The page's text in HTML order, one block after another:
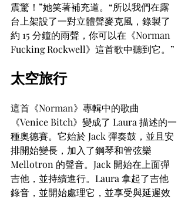
震驚！”她笑著補充道。“所以我們在露
台上架設了一對立體聲麥克風，錄製了
約 15 分鐘的雨聲，你可以在《Norman
Fucking Rockwell》這首歌中聽到它。”
太空旅行
這首《Norman》專輯中的歌曲
《Venice Bitch》變成了 Laura 描述的一
種奧德賽。它始於 Jack 彈奏鼓，並且安
排開始變長，加入了鋼琴和管弦樂
Mellotron 的聲音。Jack 開始在上面彈
吉他，並持續進行。Laura 拿起了吉他
錄音，並開始處理它，並享受與延遲效